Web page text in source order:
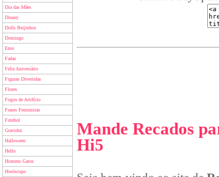
Dia das Mães
Disney
Dolls Beijinhos
Domingo
Emo
Fadas
Feliz Aniversário
Figuras Divertidas
Flores
Fogos de Artifício
Frases Feministas
Futebol
Gravidez
Halloween
Hello
Homens Gatos
Horóscopo
Mande Recados
Hi5